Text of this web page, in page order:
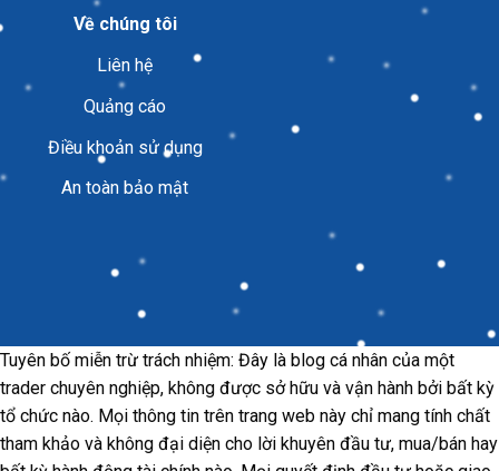
Về chúng tôi
Liên hệ
Quảng cáo
Điều khoản sử dụng
An toàn bảo mật
Tuyên bố miễn trừ trách nhiệm: Đây là blog cá nhân của một
trader chuyên nghiệp, không được sở hữu và vận hành bởi bất kỳ
tổ chức nào. Mọi thông tin trên trang web này chỉ mang tính chất
tham khảo và không đại diện cho lời khuyên đầu tư, mua/bán hay